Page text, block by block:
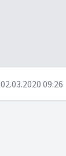
02.03.2020 09:26